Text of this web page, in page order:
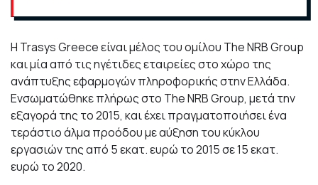
Η Trasys Greece είναι μέλος του ομίλου The NRB Group
και μία από τις ηγέτιδες εταιρείες στο χώρο της
ανάπτυξης εφαρμογών πληροφορικής στην Ελλάδα.
Ενσωματώθηκε πλήρως στο The NRB Group, μετά την
εξαγορά της το 2015, και έχει πραγματοποιήσει ένα
τεράστιο άλμα προόδου με αύξηση του κύκλου
εργασιών της από 5 εκατ. ευρώ το 2015 σε 15 εκατ.
ευρώ το 2020.